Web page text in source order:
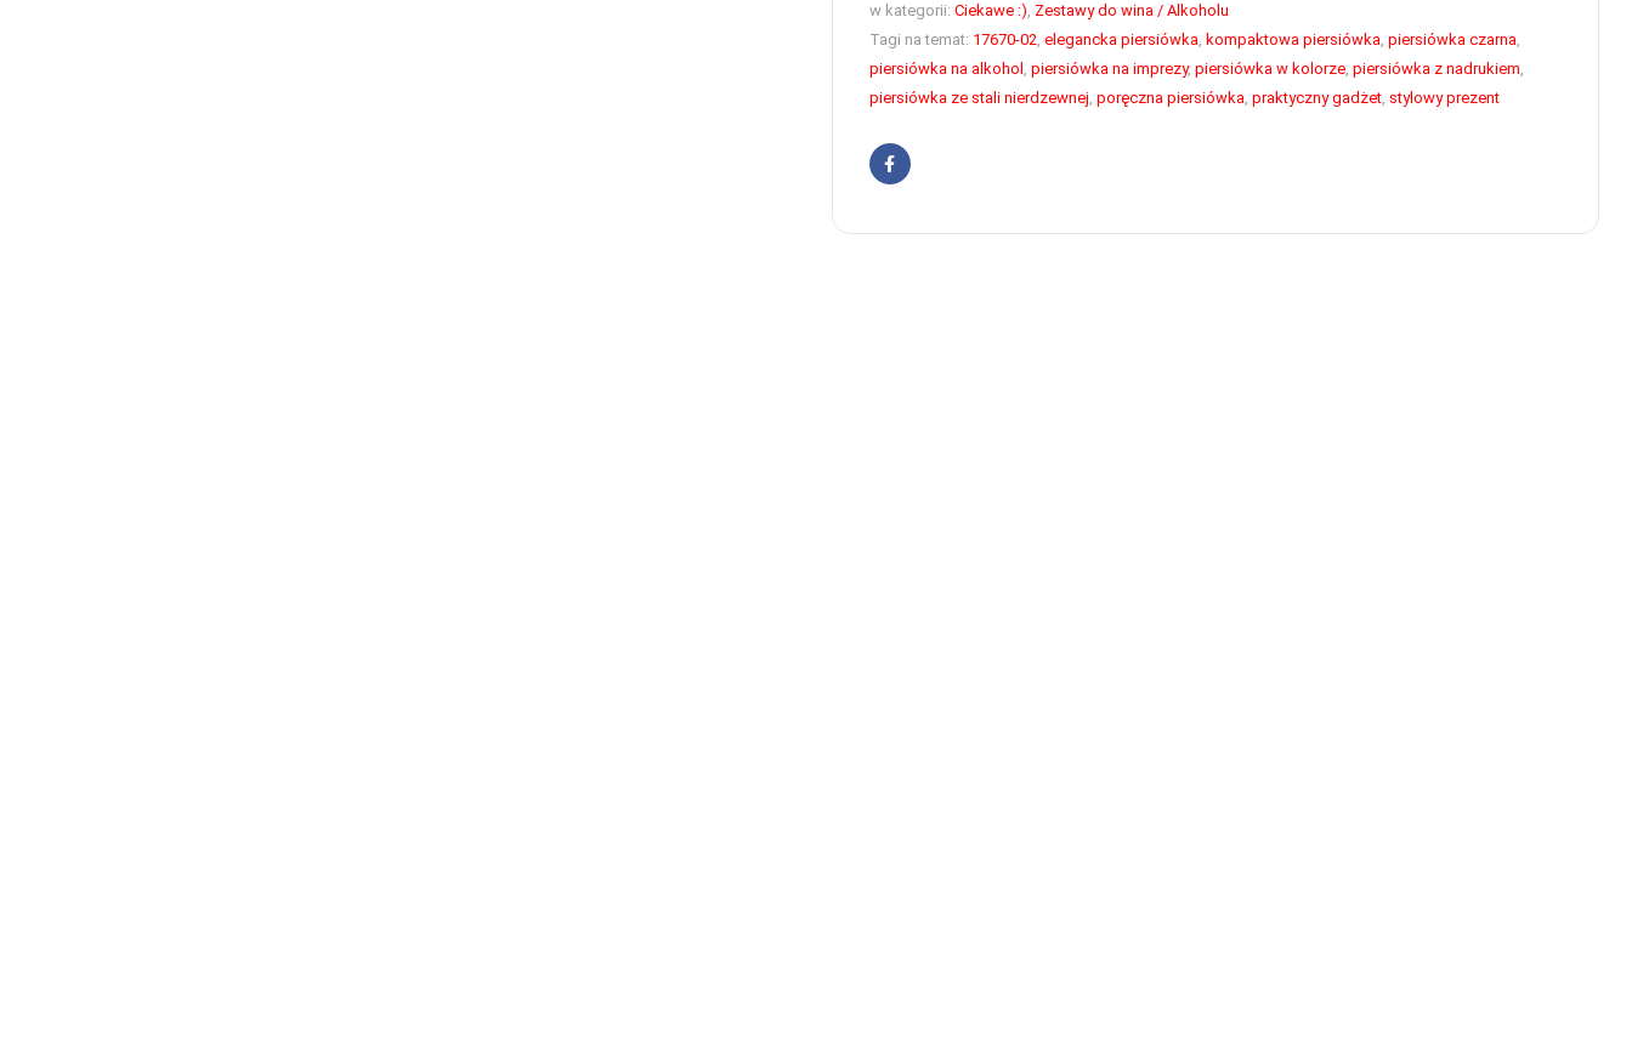
w kategorii: Ciekawe :), Zestawy do wina / Alkoholu
Tagi na temat: 17670-02, elegancka piersiówka, kompaktowa piersiówka, piersiówka czarna,
piersiówka na alkohol , piersiówka na imprezy, piersiówka w kolorze, piersiówka z nadrukiem,
piersiówka ze stali nierdzewnej, poręczna piersiówka, praktyczny gadżet, stylowy prezent
Facebook